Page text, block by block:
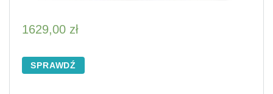
1629,00 zł
SPRAWDŹ